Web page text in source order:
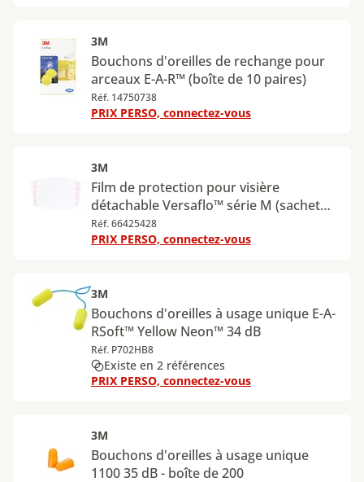
3M
Bouchons d'oreilles de rechange pour
arceaux E-A-R™ (boîte de 10 paires)
Réf. 14750738
PRIX PERSO, connectez-vous
3M
Film de protection pour visière
détachable Versaflo™ série M (sachet
de 10)
Réf. 66425428
PRIX PERSO, connectez-vous
3M
Bouchons d'oreilles à usage unique E-A-
RSoft™ Yellow Neon™ 34 dB
Réf. P702HB8
Existe en 2 références
PRIX PERSO, connectez-vous
3M
Bouchons d'oreilles à usage unique
1100 35 dB - boîte de 200